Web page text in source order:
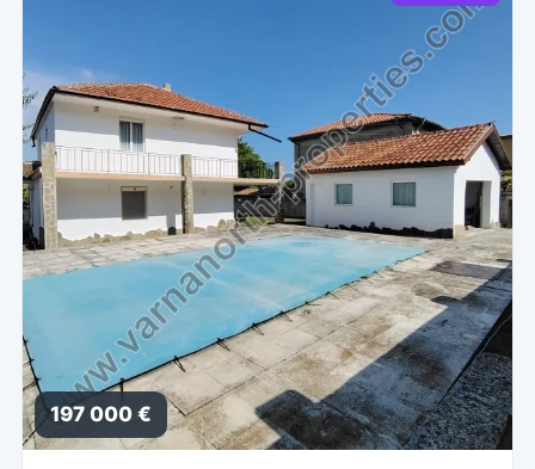
197 000 €